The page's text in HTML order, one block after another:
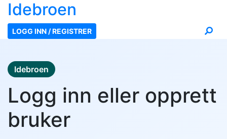
Idebroen
LOGG INN / REGISTRER
Idebroen
Logg inn eller opprett
bruker